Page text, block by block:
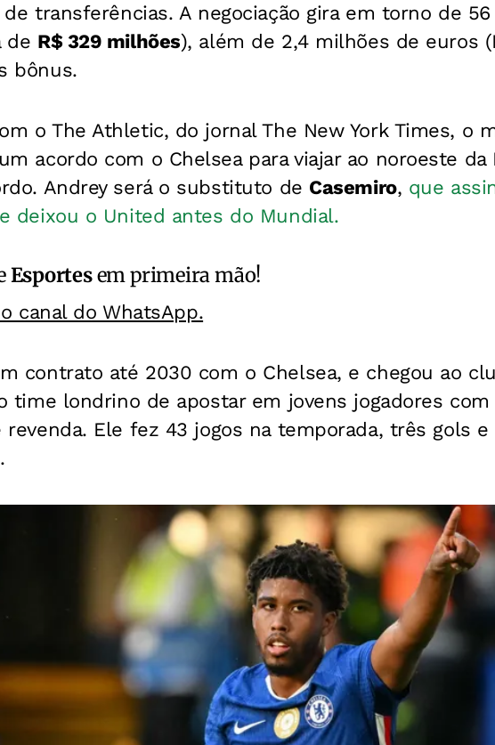
de transferências. A negociação gira em torno de
de R$ 329 milhões), além de 2,4 milhões de euros
bônus.
o The Athletic, do jornal The New York Times, o
acordo com o Chelsea para viajar ao noroeste da
Andrey será o substituto de Casemiro, que
deixou o United antes do Mundial.
Esportesem primeira mão!
canal do WhatsApp.
contrato até 2030 com o Chelsea, e chegou ao
time londrino de apostar em jovens jogadores com
revenda. Ele fez 43 jogos na temporada, três gols